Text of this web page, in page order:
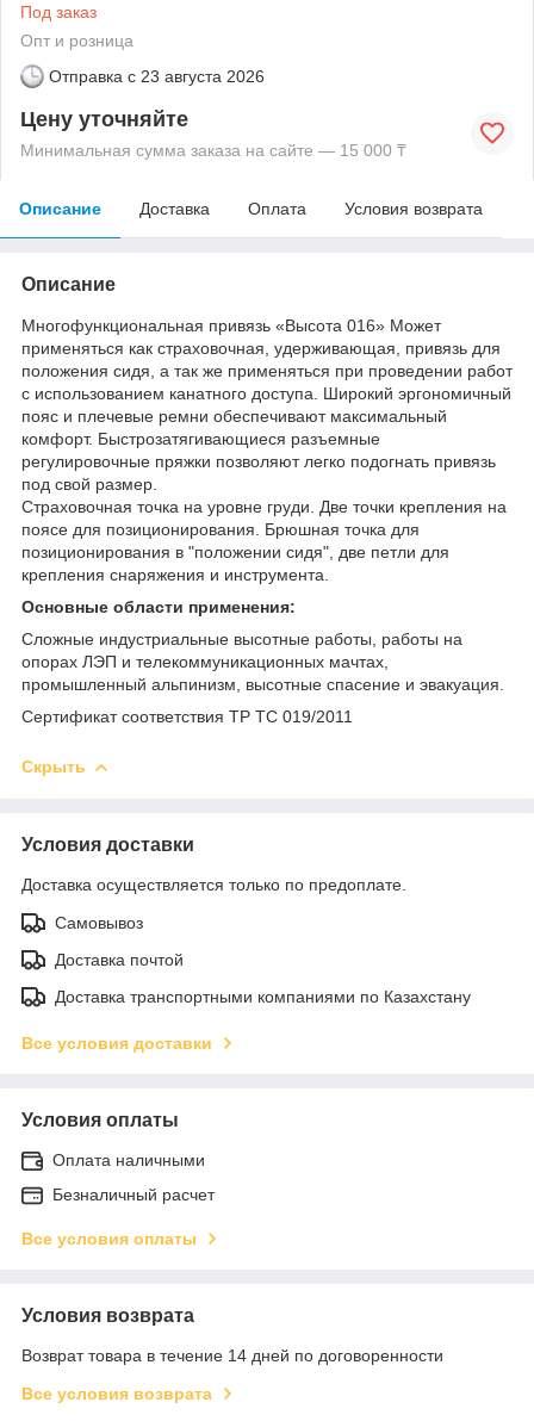
Под заказ
Опт и розница
Отправка с 23 августа 2026
Цену уточняйте
Минимальная сумма заказа на сайте — 15 000 ₸
Описание Доставка Оплата Условия возврата
Описание
Многофункциональная привязь «Высота 016» Может
применяться как страховочная, удерживающая, привязь для
положения сидя, а так же применяться при проведении работ
с использованием канатного доступа. Широкий эргономичный
пояс и плечевые ремни обеспечивают максимальный
комфорт. Быстрозатягивающиеся разъемные
регулировочные пряжки позволяют легко подогнать привязь
под свой размер.
Страховочная точка на уровне груди. Две точки крепления на
поясе для позиционирования. Брюшная точка для
позиционирования в "положении сидя", две петли для
крепления снаряжения и инструмента.
Основные области применения:
Сложные индустриальные высотные работы, работы на
опорах ЛЭП и телекоммуникационных мачтах,
промышленный альпинизм, высотные спасение и эвакуация.
Сертификат соответствия ТР ТС 019/2011
Скрыть
Условия доставки
Доставка осуществляется только по предоплате.
Самовывоз
Доставка почтой
Доставка транспортными компаниями по Казахстану
Все условия доставки
Условия оплаты
Оплата наличными
Безналичный расчет
Все условия оплаты
Условия возврата
Возврат товара в течение 14 дней по договоренности
Все условия возврата